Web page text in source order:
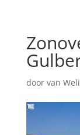
door van